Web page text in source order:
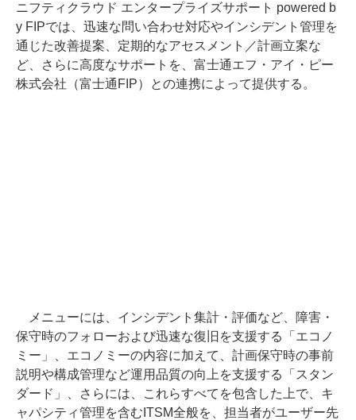
ニフティクラウド エンタープライズサポート powered b
y FIPでは、迅速な問い合わせ対応やインシデント管理を
通じた改善提案、定期的なアセスメント／計画立案な
ど、さらに高度なサポートを、富士通エフ・アイ・ピー
株式会社（富士通FIP）との連携によって提供する。
メニューには、インシデント集計・評価など、障害・
保守時のフォローおよび迅速な復旧を支援する「エコノ
ミー」、エコノミーの内容に加えて、計画保守時の事前
説明や構成管理など運用品質の向上を支援する「スタン
ダード」、さらには、これらすべてを包含した上で、キ
ャパシティ管理を含むITSM全般を、担当者がユーザー先